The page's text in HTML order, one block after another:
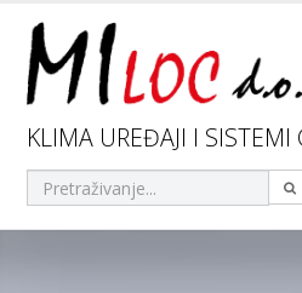
KLIMA UREĐAJI I SISTEMI